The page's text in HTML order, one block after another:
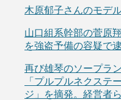
木原郁子さんのモデル
山口組系幹部の菅原
を強盗予備の容疑で逮
再び雄琴のソープラ
「プルプルネクステ
ジ」を摘発。経営者